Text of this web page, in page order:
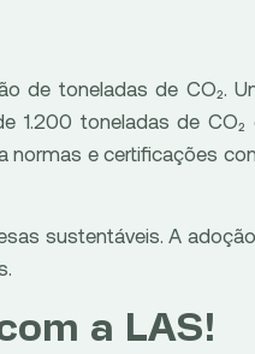
de toneladas de CO₂.
1.200 toneladas de
e certificações
sustentáveis. A
a LAS!